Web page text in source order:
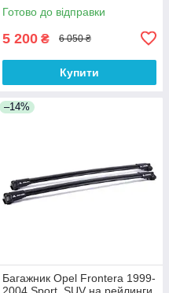
Готово до відправки
5 200 ₴ 6 050 ₴
Купити
–14%
Багажник Opel Frontera 1999-
2004 Sport, SUV на рейлинги